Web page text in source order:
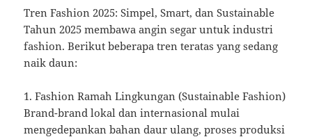
Tren Fashion 2025: Simpel, Smart, dan Sustainable
Tahun 2025 membawa angin segar untuk industri
fashion. Berikut beberapa tren teratas yang sedang
naik daun:
1. Fashion Ramah Lingkungan (Sustainable Fashion)
Brand-brand lokal dan internasional mulai
mengedepankan bahan daur ulang, proses produksi